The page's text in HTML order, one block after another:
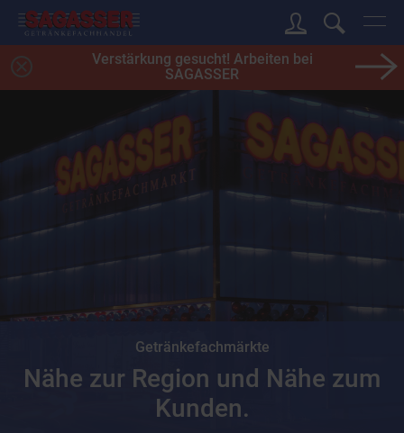
Verstärkung gesucht! Arbeiten bei
SAGASSER
Getränkefachmärkte
Nähe zur Region und Nähe zum
Kunden.